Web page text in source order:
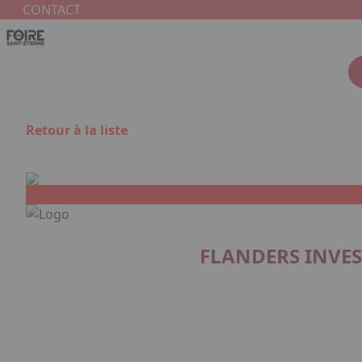
Aller au contenu principal
CONTACT
Retour à la liste
FLANDERS
Panneau de gestion des cookies